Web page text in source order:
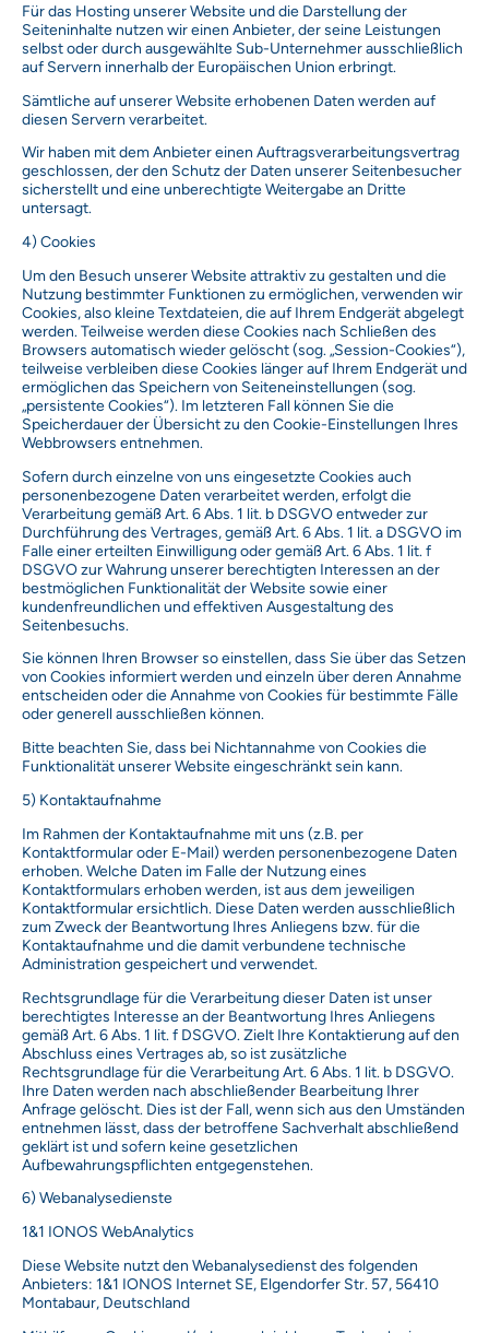
Für das Hosting unserer Website und die Darstellung der
Seiteninhalte nutzen wir einen Anbieter, der seine Leistungen
selbst oder durch ausgewählte Sub-Unternehmer ausschließlich
auf Servern innerhalb der Europäischen Union erbringt.
Sämtliche auf unserer Website erhobenen Daten werden auf
diesen Servern verarbeitet.
Wir haben mit dem Anbieter einen Auftragsverarbeitungsvertrag
geschlossen, der den Schutz der Daten unserer Seitenbesucher
sicherstellt und eine unberechtigte Weitergabe an Dritte
untersagt.
4) Cookies
Um den Besuch unserer Website attraktiv zu gestalten und die
Nutzung bestimmter Funktionen zu ermöglichen, verwenden wir
Cookies, also kleine Textdateien, die auf Ihrem Endgerät abgelegt
werden. Teilweise werden diese Cookies nach Schließen des
Browsers automatisch wieder gelöscht (sog. „Session-Cookies“),
teilweise verbleiben diese Cookies länger auf Ihrem Endgerät und
ermöglichen das Speichern von Seiteneinstellungen (sog.
„persistente Cookies“). Im letzteren Fall können Sie die
Speicherdauer der Übersicht zu den Cookie-Einstellungen Ihres
Webbrowsers entnehmen.
Sofern durch einzelne von uns eingesetzte Cookies auch
personenbezogene Daten verarbeitet werden, erfolgt die
Verarbeitung gemäß Art. 6 Abs. 1 lit. b DSGVO entweder zur
Durchführung des Vertrages, gemäß Art. 6 Abs. 1 lit. a DSGVO im
Falle einer erteilten Einwilligung oder gemäß Art. 6 Abs. 1 lit. f
DSGVO zur Wahrung unserer berechtigten Interessen an der
bestmöglichen Funktionalität der Website sowie einer
kundenfreundlichen und effektiven Ausgestaltung des
Seitenbesuchs.
Sie können Ihren Browser so einstellen, dass Sie über das Setzen
von Cookies informiert werden und einzeln über deren Annahme
entscheiden oder die Annahme von Cookies für bestimmte Fälle
oder generell ausschließen können.
Bitte beachten Sie, dass bei Nichtannahme von Cookies die
Funktionalität unserer Website eingeschränkt sein kann.
5) Kontaktaufnahme
Im Rahmen der Kontaktaufnahme mit uns (z.B. per
Kontaktformular oder E-Mail) werden personenbezogene Daten
erhoben. Welche Daten im Falle der Nutzung eines
Kontaktformulars erhoben werden, ist aus dem jeweiligen
Kontaktformular ersichtlich. Diese Daten werden ausschließlich
zum Zweck der Beantwortung Ihres Anliegens bzw. für die
Kontaktaufnahme und die damit verbundene technische
Administration gespeichert und verwendet.
Rechtsgrundlage für die Verarbeitung dieser Daten ist unser
berechtigtes Interesse an der Beantwortung Ihres Anliegens
gemäß Art. 6 Abs. 1 lit. f DSGVO. Zielt Ihre Kontaktierung auf den
Abschluss eines Vertrages ab, so ist zusätzliche
Rechtsgrundlage für die Verarbeitung Art. 6 Abs. 1 lit. b DSGVO.
Ihre Daten werden nach abschließender Bearbeitung Ihrer
Anfrage gelöscht. Dies ist der Fall, wenn sich aus den Umständen
entnehmen lässt, dass der betroffene Sachverhalt abschließend
geklärt ist und sofern keine gesetzlichen
Aufbewahrungspflichten entgegenstehen.
6) Webanalysedienste
1&1 IONOS WebAnalytics
Diese Website nutzt den Webanalysedienst des folgenden
Anbieters: 1&1 IONOS Internet SE, Elgendorfer Str. 57, 56410
Montabaur, Deutschland